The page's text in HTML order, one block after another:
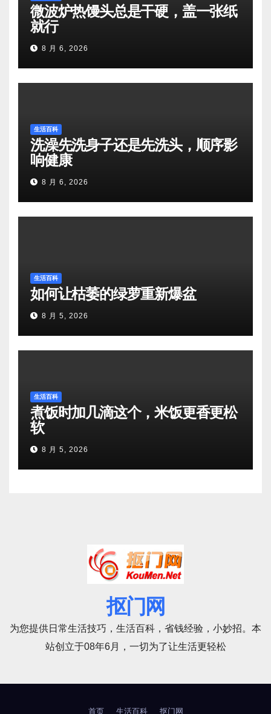
微波炉热馒头总是干硬，盖一张纸
就行
8 月 6, 2026
生活百科
洗澡先洗身子还是先洗头，顺序影
响健康
8 月 6, 2026
生活百科
如何让枯萎的绿萝重新爆盆
8 月 5, 2026
生活百科
煮饭时加几滴这个，米饭更香更松
软
8 月 5, 2026
抠门网
为您提供日常生活技巧，生活百科，省钱经验，小妙招。本
站创立于08年6月，一切为了让生活更轻松
首页 生活百科 抠门网